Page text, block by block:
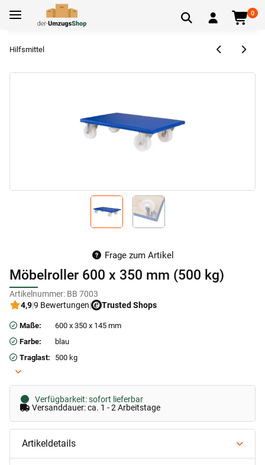
0
Hilfsmittel
Frage zum Artikel
Möbelroller 600 x 350 mm (500 kg)
Artikelnummer: BB 7003
4,9|9 Bewertungen| Trusted Shops
Maße:
600 x 350 x 145 mm
Farbe:
blau
Traglast:
500 kg
Verfügbarkeit: sofort lieferbar
Versanddauer: ca. 1 - 2 Arbeitstage
Artikeldetails